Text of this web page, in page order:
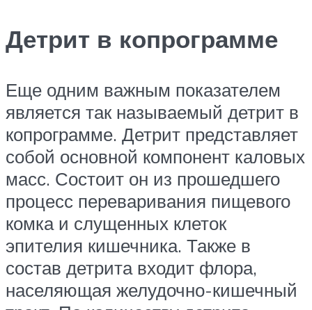
Детрит в копрограмме
Еще одним важным показателем
является так называемый детрит в
копрограмме. Детрит представляет
собой основной компонент каловых
масс. Состоит он из прошедшего
процесс переваривания пищевого
комка и слущенных клеток
эпителия кишечника. Также в
состав детрита входит флора,
населяющая желудочно-кишечный